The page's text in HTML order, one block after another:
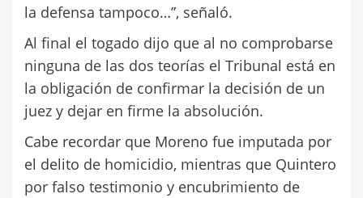
la defensa tampoco…”, señaló.
Al final el togado dijo que al no comprobarse
ninguna de las dos teorías el Tribunal está en
la obligación de confirmar la decisión de un
juez y dejar en firme la absolución.
Cabe recordar que Moreno fue imputada por
el delito de homicidio, mientras que Quintero
por falso testimonio y encubrimiento de